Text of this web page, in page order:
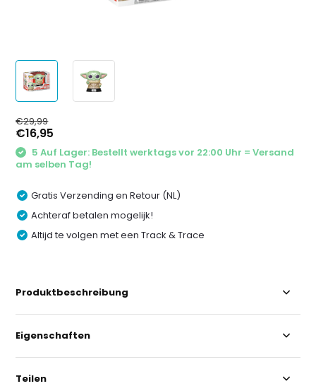
€29,99
€16,95
5 Auf Lager: Bestellt werktags vor 22:00 Uhr = Versand
am selben Tag!
Gratis Verzending en Retour (NL)
Achteraf betalen mogelijk!
Altijd te volgen met een Track & Trace
Produktbeschreibung
Eigenschaften
Teilen